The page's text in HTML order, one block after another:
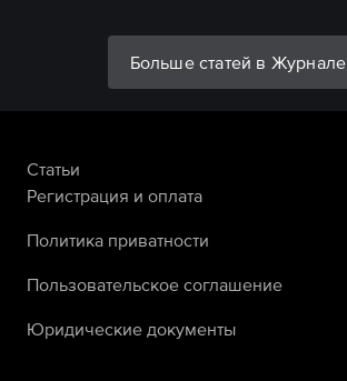
Больше статей в Журнале
Статьи
Регистрация и оплата
Политика приватности
Пользовательское соглашение
Юридические документы